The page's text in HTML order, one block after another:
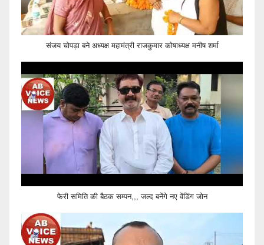
संजय चोपड़ा बने अध्यक्ष महामंत्री राजकुमार कोषाध्यक्ष मनीष शर्मा
फेरी समिति की बैठक सम्पन,,, जल्द बनेंगे नए वेंडिंग जोन